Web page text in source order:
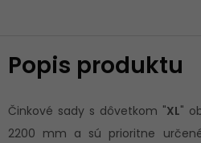
Popis produktu
Činkové sady s dôvetkom "XL"
2200 mm a sú prioritne